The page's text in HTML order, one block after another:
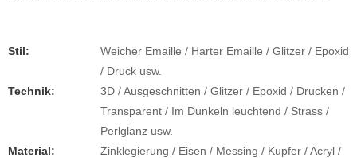
Stil:
Weicher Emaille / Harter Emaille / Glitzer / Epoxid
/ Druck usw.
Technik:
3D / Ausgeschnitten / Glitzer / Epoxid / Drucken /
Transparent / Im Dunkeln leuchtend / Strass /
Perlglanz usw.
Material:
Zinklegierung / Eisen / Messing / Kupfer / Acryl /